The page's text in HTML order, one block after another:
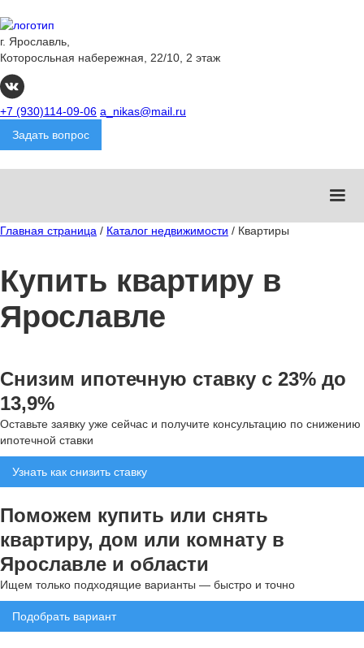
г. Ярославль,
Которосльная набережная, 22/10, 2 этаж
+7 (930)114-09-06 a_nikas@mail.ru
Задать вопрос
Главная страница / Каталог недвижимости / Квартиры
Купить квартиру в
Ярославле
Снизим ипотечную ставку с 23% до
13,9%
Оставьте заявку уже сейчас и получите консультацию по снижению
ипотечной ставки
Узнать как снизить ставку
Поможем купить или снять
квартиру, дом или комнату в
Ярославле и области
Ищем только подходящие варианты — быстро и точно
Подобрать вариант